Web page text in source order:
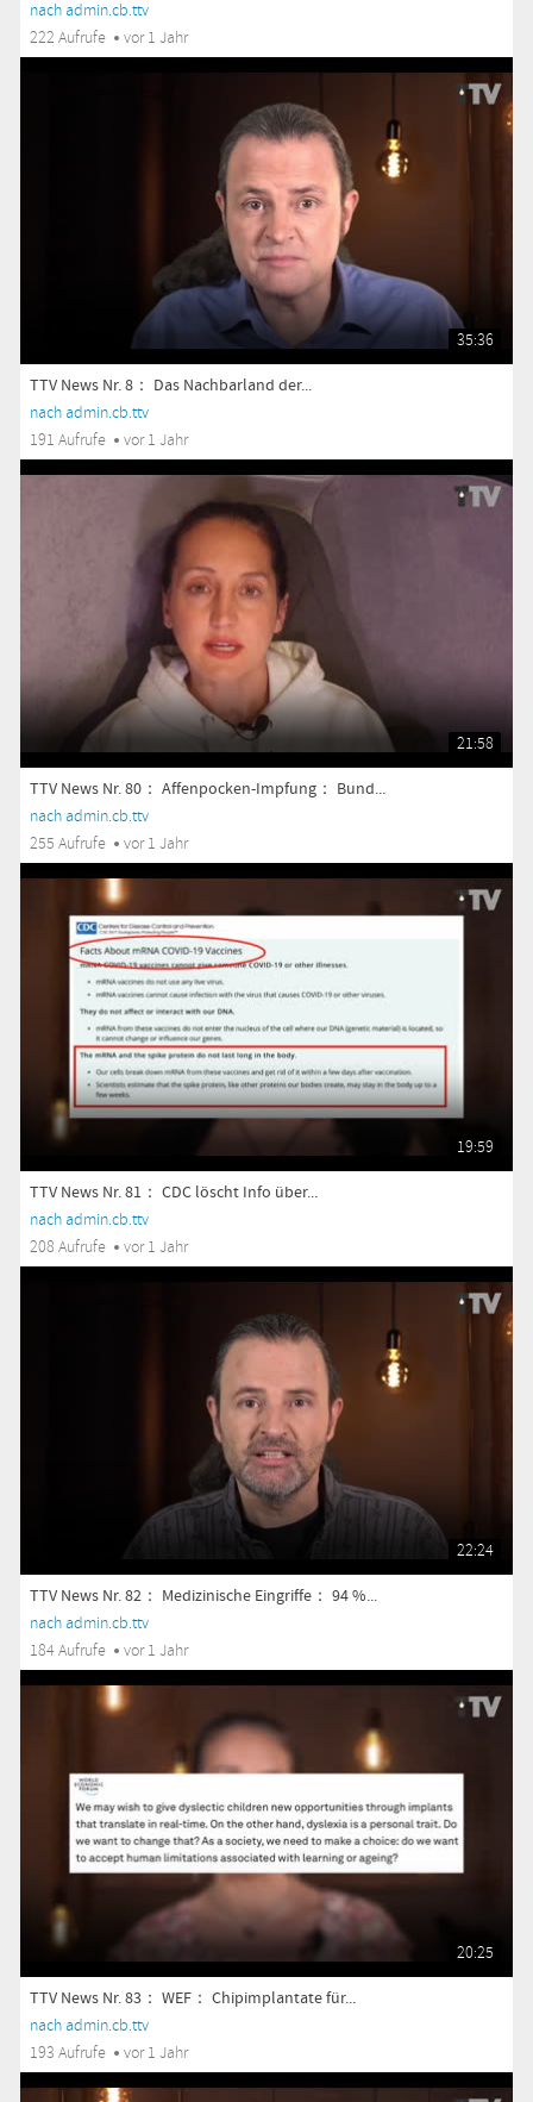
nach admin.cb.ttv
222 Aufrufe
vor 1 Jahr
35:36
TTV News Nr. 8： Das Nachbarland der...
nach admin.cb.ttv
191 Aufrufe
vor 1 Jahr
21:58
TTV News Nr. 80： Affenpocken-Impfung： Bund...
nach admin.cb.ttv
255 Aufrufe
vor 1 Jahr
19:59
TTV News Nr. 81： CDC löscht Info über...
nach admin.cb.ttv
208 Aufrufe
vor 1 Jahr
22:24
TTV News Nr. 82： Medizinische Eingriffe： 94 %...
nach admin.cb.ttv
184 Aufrufe
vor 1 Jahr
20:25
TTV News Nr. 83： WEF： Chipimplantate für...
nach admin.cb.ttv
193 Aufrufe
vor 1 Jahr